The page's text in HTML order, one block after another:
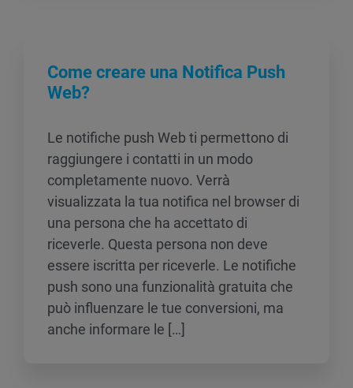
Come creare una Notifica Push
Web?
Le notifiche push Web ti permettono di
raggiungere i contatti in un modo
completamente nuovo. Verrà
visualizzata la tua notifica nel browser di
una persona che ha accettato di
riceverle. Questa persona non deve
essere iscritta per riceverle. Le notifiche
push sono una funzionalità gratuita che
può influenzare le tue conversioni, ma
anche informare le […]